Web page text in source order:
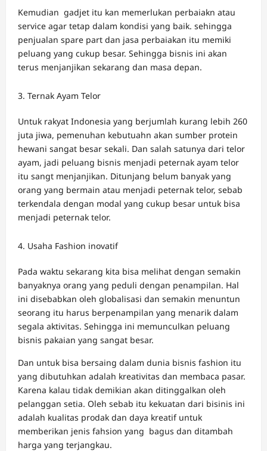
Kemudian gadjet itu kan memerlukan perbaiakn atau
service agar tetap dalam kondisi yang baik. sehingga
penjualan spare part dan jasa perbaiakan itu memiki
peluang yang cukup besar. Sehingga bisnis ini akan
terus menjanjikan sekarang dan masa depan.
Ternak Ayam Telor
Untuk rakyat Indonesia yang berjumlah kurang lebih 260
juta jiwa, pemenuhan kebutuahn akan sumber protein
hewani sangat besar sekali. Dan salah satunya dari telor
ayam, jadi peluang bisnis menjadi peternak ayam telor
itu sangt menjanjikan. Ditunjang belum banyak yang
orang yang bermain atau menjadi peternak telor, sebab
terkendala dengan modal yang cukup besar untuk bisa
menjadi peternak telor.
Usaha Fashion inovatif
Pada waktu sekarang kita bisa melihat dengan semakin
banyaknya orang yang peduli dengan penampilan. Hal
ini disebabkan oleh globalisasi dan semakin menuntun
seorang itu harus berpenampilan yang menarik dalam
segala aktivitas. Sehingga ini memunculkan peluang
bisnis pakaian yang sangat besar.
Dan untuk bisa bersaing dalam dunia bisnis fashion itu
yang dibutuhkan adalah kreativitas dan membaca pasar.
Karena kalau tidak demikian akan ditinggalkan oleh
pelanggan setia. Oleh sebab itu kekuatan dari bisinis ini
adalah kualitas prodak dan daya kreatif untuk
memberikan jenis fahsion yang bagus dan ditambah
harga yang terjangkau.